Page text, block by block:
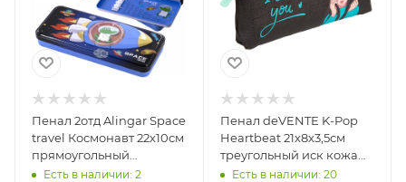
Пенал 2отд Alingar Space
travel Космонавт 22х10см
прямоугольный
металлический голубой
Есть в наличии: 2
Пенал deVENTE K-Pop
Heartbeat 21x8x3,5см
треугольный иск кожа
7026608
Есть в наличии: 20